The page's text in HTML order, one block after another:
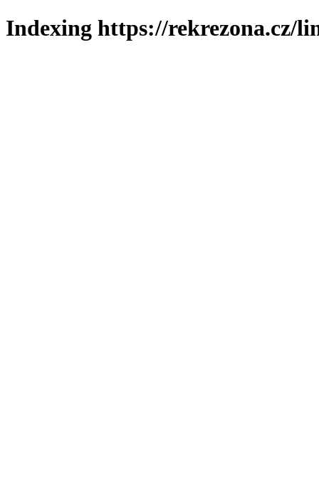
Indexing https://rekrezona.cz/